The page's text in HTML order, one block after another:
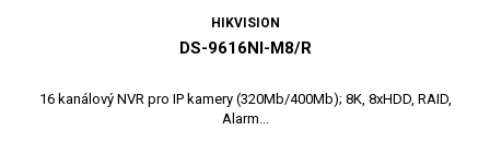
HIKVISION
DS-9616NI-M8/R
16 kanálový NVR pro IP kamery (320Mb/400Mb); 8K, 8xHDD, RAID,
Alarm...